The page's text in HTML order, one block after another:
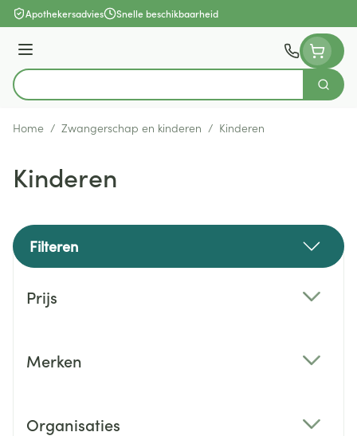
Ga naar de inhoud
Apothekersadvies Snelle beschikbaarheid
Menu
Product, merk, categorie...
Zoek
Home / Zwangerschap en kinderen / Kinderen
Kinderen
Filteren
Prijs
Merken
Organisaties